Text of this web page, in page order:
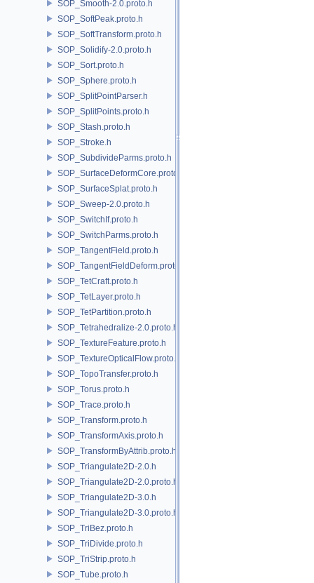
SOP_Smooth-2.0.proto.h
SOP_SoftPeak.proto.h
SOP_SoftTransform.proto.h
SOP_Solidify-2.0.proto.h
SOP_Sort.proto.h
SOP_Sphere.proto.h
SOP_SplitPointParser.h
SOP_SplitPoints.proto.h
SOP_Stash.proto.h
SOP_Stroke.h
SOP_SubdivideParms.proto.h
SOP_SurfaceDeformCore.proto.h
SOP_SurfaceSplat.proto.h
SOP_Sweep-2.0.proto.h
SOP_SwitchIf.proto.h
SOP_SwitchParms.proto.h
SOP_TangentField.proto.h
SOP_TangentFieldDeform.proto.h
SOP_TetCraft.proto.h
SOP_TetLayer.proto.h
SOP_TetPartition.proto.h
SOP_Tetrahedralize-2.0.proto.h
SOP_TextureFeature.proto.h
SOP_TextureOpticalFlow.proto.h
SOP_TopoTransfer.proto.h
SOP_Torus.proto.h
SOP_Trace.proto.h
SOP_Transform.proto.h
SOP_TransformAxis.proto.h
SOP_TransformByAttrib.proto.h
SOP_Triangulate2D-2.0.h
SOP_Triangulate2D-2.0.proto.h
SOP_Triangulate2D-3.0.h
SOP_Triangulate2D-3.0.proto.h
SOP_TriBez.proto.h
SOP_TriDivide.proto.h
SOP_TriStrip.proto.h
SOP_Tube.proto.h